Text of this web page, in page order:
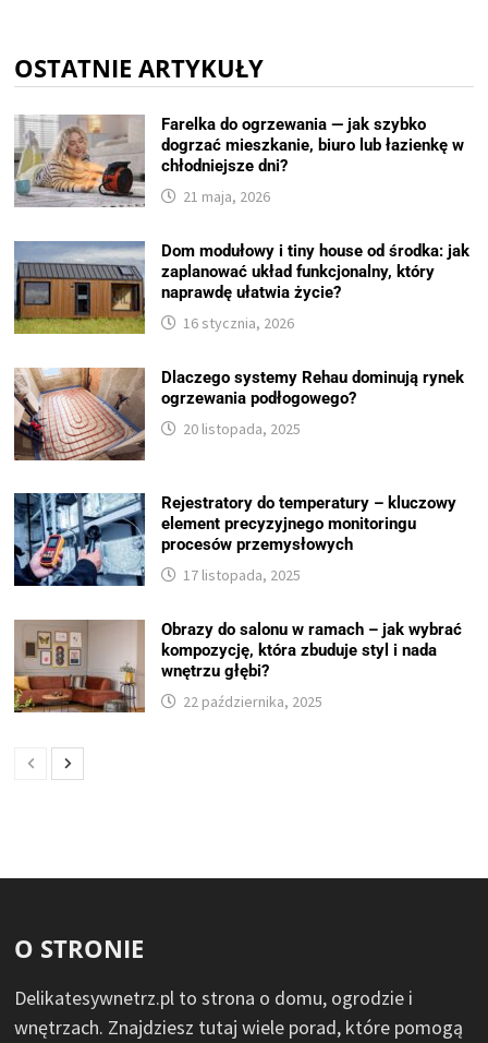
OSTATNIE ARTYKUŁY
Farelka do ogrzewania — jak szybko
dogrzać mieszkanie, biuro lub łazienkę w
chłodniejsze dni?
21 maja, 2026
Dom modułowy i tiny house od środka: jak
zaplanować układ funkcjonalny, który
naprawdę ułatwia życie?
16 stycznia, 2026
Dlaczego systemy Rehau dominują rynek
ogrzewania podłogowego?
20 listopada, 2025
Rejestratory do temperatury – kluczowy
element precyzyjnego monitoringu
procesów przemysłowych
17 listopada, 2025
Obrazy do salonu w ramach – jak wybrać
kompozycję, która zbuduje styl i nada
wnętrzu głębi?
22 października, 2025
O STRONIE
Delikatesywnetrz.pl to strona o domu, ogrodzie i
wnętrzach. Znajdziesz tutaj wiele porad, które pomogą